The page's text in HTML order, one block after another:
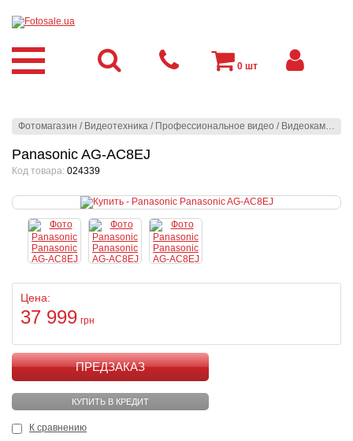
Фотомагазин / Видеотехника / Профессиональное видео / Видеокамеры
Panasonic AG-AC8EJ
Код товара: 024339
Цена:
37 999 грн
КУПИТЬ
КУПИТЬ В КРЕДИТ
К сравнению
0 шт